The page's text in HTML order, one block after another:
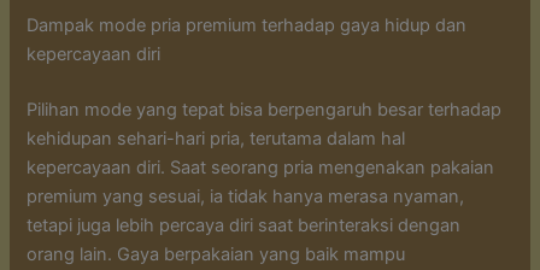
Dampak mode pria premium terhadap gaya hidup dan
kepercayaan diri
Pilihan mode yang tepat bisa berpengaruh besar terhadap
kehidupan sehari-hari pria, terutama dalam hal
kepercayaan diri. Saat seorang pria mengenakan pakaian
premium yang sesuai, ia tidak hanya merasa nyaman,
tetapi juga lebih percaya diri saat berinteraksi dengan
orang lain. Gaya berpakaian yang baik mampu